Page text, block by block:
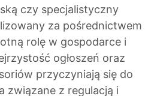
czy specjalistyczny
za pośrednictwem
rolę w gospodarce i
ogłoszeń oraz
przyczyniają się do
związane z regulacją i